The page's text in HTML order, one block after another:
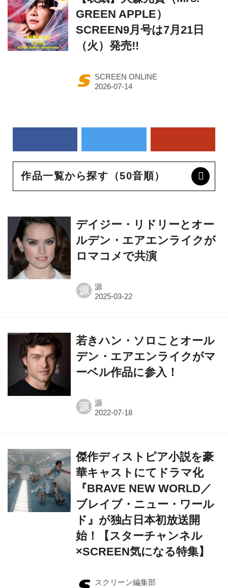
GREEN APPLE）
SCREEN9月号は7月21日
（火）発売!!
SCREEN ONLINE
作品一覧から探す（50音順）
デイジー・リドリーとオー
ルデン・エアエンライクが
ロマコメで共演
源 源
若きハン・ソロことオール
デン・エアエンライクがマ
ーベル作品に参入！
源 源
傑作ディストピア小説を豪
華キャストにてドラマ化
『BRAVE NEW WORLD／
ブレイブ・ニュー・ワール
ド』が独占日本初放送開
始！【スターチャンネル
×SCREEN気になる特集】
スクリーン編集部